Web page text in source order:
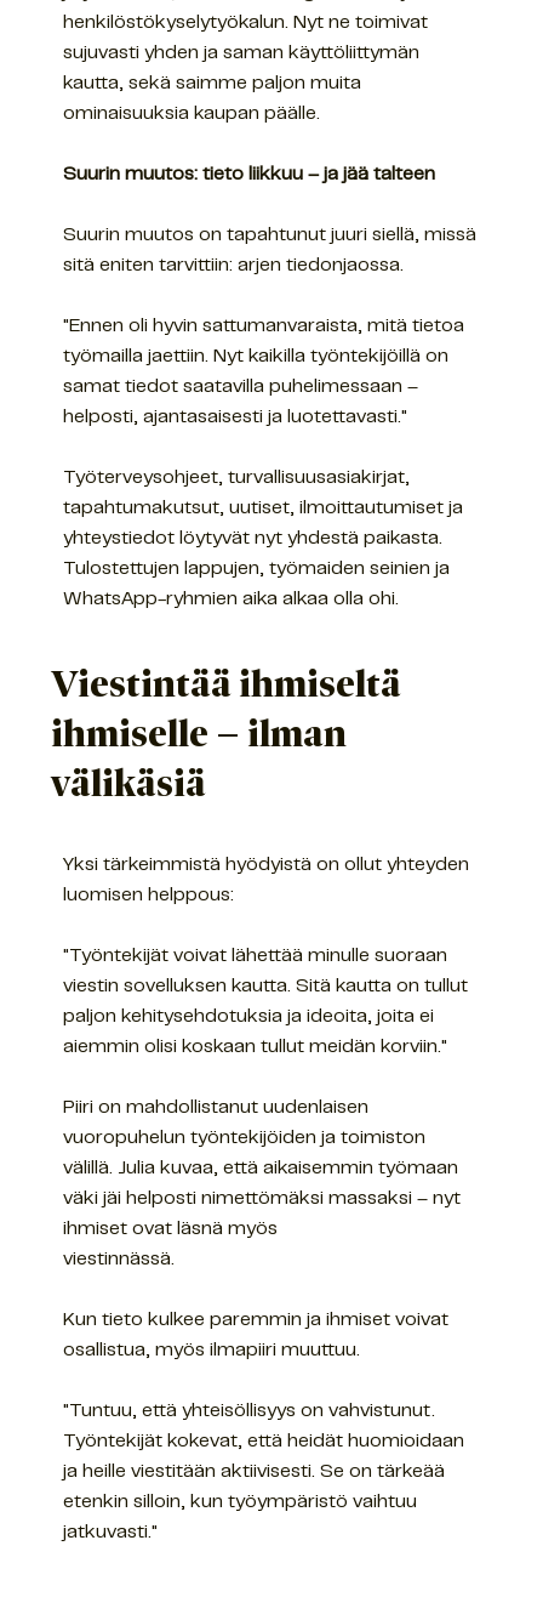
henkilöstökyselytyökalun. Nyt ne toimivat
sujuvasti yhden ja saman käyttöliittymän
kautta, sekä saimme paljon muita
ominaisuuksia kaupan päälle.
Suurin muutos: tieto liikkuu – ja jää talteen
Suurin muutos on tapahtunut juuri siellä, missä
sitä eniten tarvittiin: arjen tiedonjaossa.
"Ennen oli hyvin sattumanvaraista, mitä tietoa
työmailla jaettiin. Nyt kaikilla työntekijöillä on
samat tiedot saatavilla puhelimessaan –
helposti, ajantasaisesti ja luotettavasti."
Työterveysohjeet, turvallisuusasiakirjat,
tapahtumakutsut, uutiset, ilmoittautumiset ja
yhteystiedot löytyvät nyt yhdestä paikasta.
Tulostettujen lappujen, työmaiden seinien ja
WhatsApp-ryhmien aika alkaa olla ohi.
Viestintää ihmiseltä
ihmiselle – ilman
välikäsiä
Yksi tärkeimmistä hyödyistä on ollut yhteyden
luomisen helppous:
"Työntekijät voivat lähettää minulle suoraan
viestin sovelluksen kautta. Sitä kautta on tullut
paljon kehitysehdotuksia ja ideoita, joita ei
aiemmin olisi koskaan tullut meidän korviin."
Piiri on mahdollistanut uudenlaisen
vuoropuhelun työntekijöiden ja toimiston
välillä. Julia kuvaa, että aikaisemmin työmaan
väki jäi helposti nimettömäksi massaksi – nyt
ihmiset ovat läsnä myös
viestinnässä.
Kun tieto kulkee paremmin ja ihmiset voivat
osallistua, myös ilmapiiri muuttuu.
"Tuntuu, että yhteisöllisyys on vahvistunut.
Työntekijät kokevat, että heidät huomioidaan
ja heille viestitään aktiivisesti. Se on tärkeää
etenkin silloin, kun työympäristö vaihtuu
jatkuvasti."